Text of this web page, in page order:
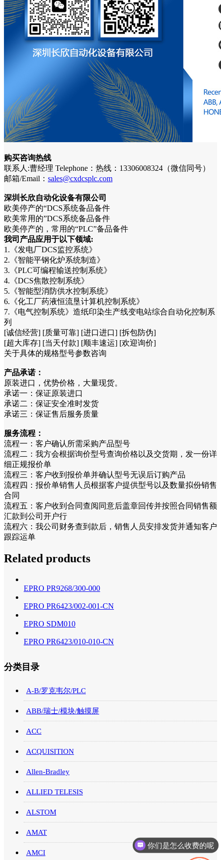
购买咨询热线
联系人:曹经理 Telephone：热线：13306008324（微信同号）
邮箱/Email： sales@cxdcsplc.com
深圳长欣自动化设备有限公司
欧美停产的“DCS系统备品备件
欧美常用的”DCS系统备品备件
欧美停产的，常用的“PLC”备品备件
我司产品应用于以下领域:
1.《发电厂DCS监控系统》
2.《智能平钢化炉系统制造》
3.《PLC可编程输送控制系统》
4.《DCS焦散控制系统》
5.《智能型消防供水控制系统》
6.《化工厂药液恒流垦计算机控制系统》
7.《电气控制系统》造纸印染生产线变电站综合自动化控制系
列
[诚信经营] [质量可靠] [进口进口] [拆包防伪]
[超大库存] [当天付款] [顺丰速运] [欢迎询价]
关于具体的规格型号参数咨询
产品承诺：
原装进口，优势价格，大量现货。
承诺一：保证原装进口
承诺二：保证安全准时发货
承诺三：保证售后服务质量
服务流程：
流程一：客户确认所需采购产品型号
流程二：我方会根据询价型号查询价格以及交货期，发一份详
细正规报价单
流程三：客户收到报价单并确认型号无误后订购产品
流程四：报价单销售人员根据客户提供型号以及数量拟份销售
合同
流程五：客户收到合同查阅同意后盖章回传并按照合同销售额
汇款到公司开户行
流程六：我公司财务查到款后，销售人员安排发货并通知客户
跟踪运单
Related products
EPRO PR9268/300-000
EPRO PR6423/002-001-CN
EPRO SDM010
EPRO PR6423/010-010-CN
分类目录
A-B/罗克韦尔/PLC
ABB/瑞士/模块/触摸屏
ACC
ACQUISITION
Allen-Bradley
ALLIED TELESIS
ALSTOM
AMAT
AMCI
你们是怎么收费的呢